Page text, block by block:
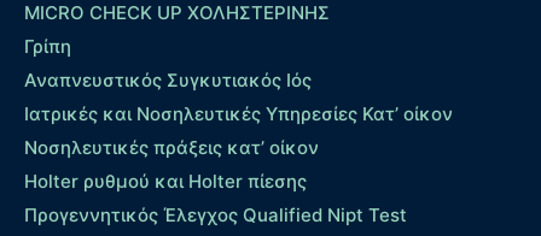
MICRO CHECK UP ΧΟΛΗΣΤΕΡΙΝΗΣ
Γρίπη
Αναπνευστικός Συγκυτιακός Ιός
Ιατρικές και Νοσηλευτικές Υπηρεσίες Κατ’ οίκον
Νοσηλευτικές πράξεις κατ’ οίκον
Holter ρυθμού και Holter πίεσης
Προγεννητικός Έλεγχος Qualified Nipt Test